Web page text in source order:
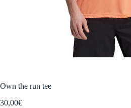
Own the run tee
30,00€